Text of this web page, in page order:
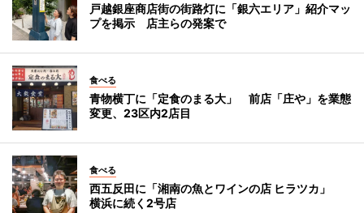
戸越銀座商店街の街路灯に「銀六エリア」紹介マッ
プを掲示 店主らの発案で
食べる
青物横丁に「定食のまる大」 前店「庄や」を業態
変更、23区内2店目
食べる
西五反田に「湘南の魚とワインの店 ヒラツカ」
横浜に続く2号店